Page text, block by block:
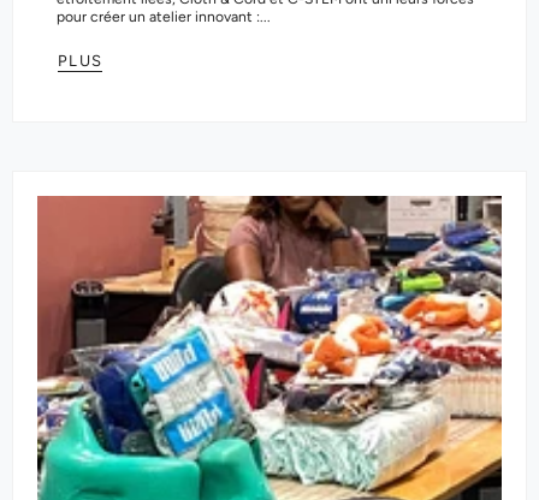
pour créer un atelier innovant :...
PLUS